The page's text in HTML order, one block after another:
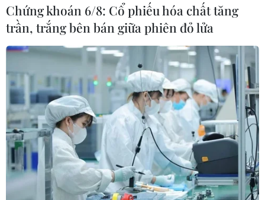
Syria: Hy vọng đám phán về soạn thảo
hiến pháp mới được nối lại
11/09/2021 15:04
Phát biểu sau khi gặp Ngoại trưởng Syria Faisal al-
Meqdad, nhà ngoại giao người Na Uy Geir Pedersen
nêu rõ: "Chúng tôi đã có các cuộc thảo luận rất quan
trọng và rất tốt."
Chứng khoán 6/8: Cổ phiếu hóa chất tăng
trần, trắng bên bán giữa phiên đỏ lửa